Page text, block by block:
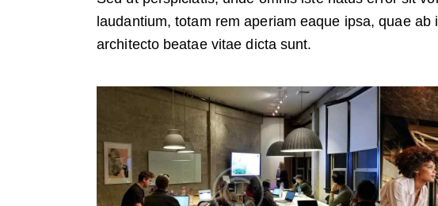
laudantium, totam rem aperiam eaque ipsa, quae ab
architecto beatae vitae dicta sunt.